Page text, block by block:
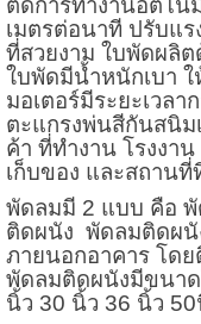
เมตรต่อนาที ปรับแ
ที่สวยงาม ใบพัดผลิต
ใบพัดมีน้ำหนักเบา ใ
มอเตอร์มีระยะเวลา
ตะแกรงพ่นสีกันสนิม
ค้า ที่ทำงาน โรงงา
เก็บของ และสถาน
พัดลมมี 2 แบบ คือ
ติดผนัง พัดลมติดผนั
ภายนอกอาคาร โด
พัดลมติดผนังมีขนา
นิ้ว 30 นิ้ว 36 นิ้ว